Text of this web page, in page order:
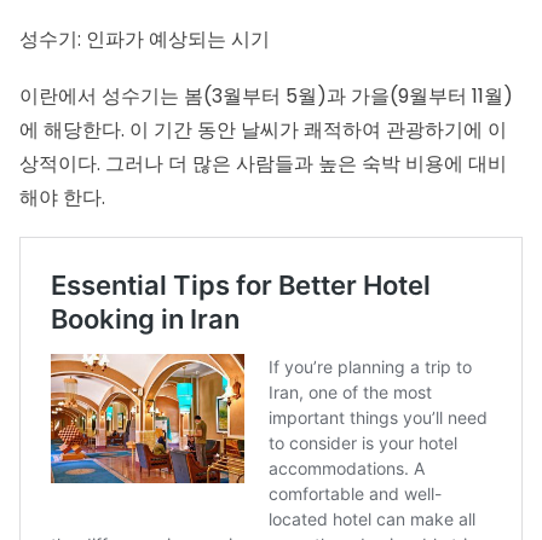
성수기: 인파가 예상되는 시기
이란에서 성수기는 봄(3월부터 5월)과 가을(9월부터 11월)
에 해당한다. 이 기간 동안 날씨가 쾌적하여 관광하기에 이
상적이다. 그러나 더 많은 사람들과 높은 숙박 비용에 대비
해야 한다.